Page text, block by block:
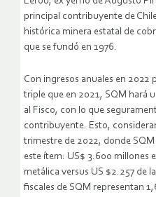
principal contribuyente de
histórica minera estatal de
que se fundó en 1976.
Con ingresos anuales en 2022
triple que en 2021, SQM hará
al Fisco, con lo que
contribuyente. Esto,
trimestre de 2022, donde
este ítem: US$ 3.600 millones
metálica versus US $2.257 de
fiscales de SQM representan